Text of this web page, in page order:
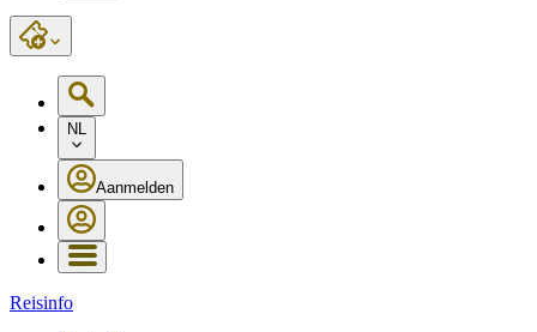
NL
Aanmelden
Reisinfo